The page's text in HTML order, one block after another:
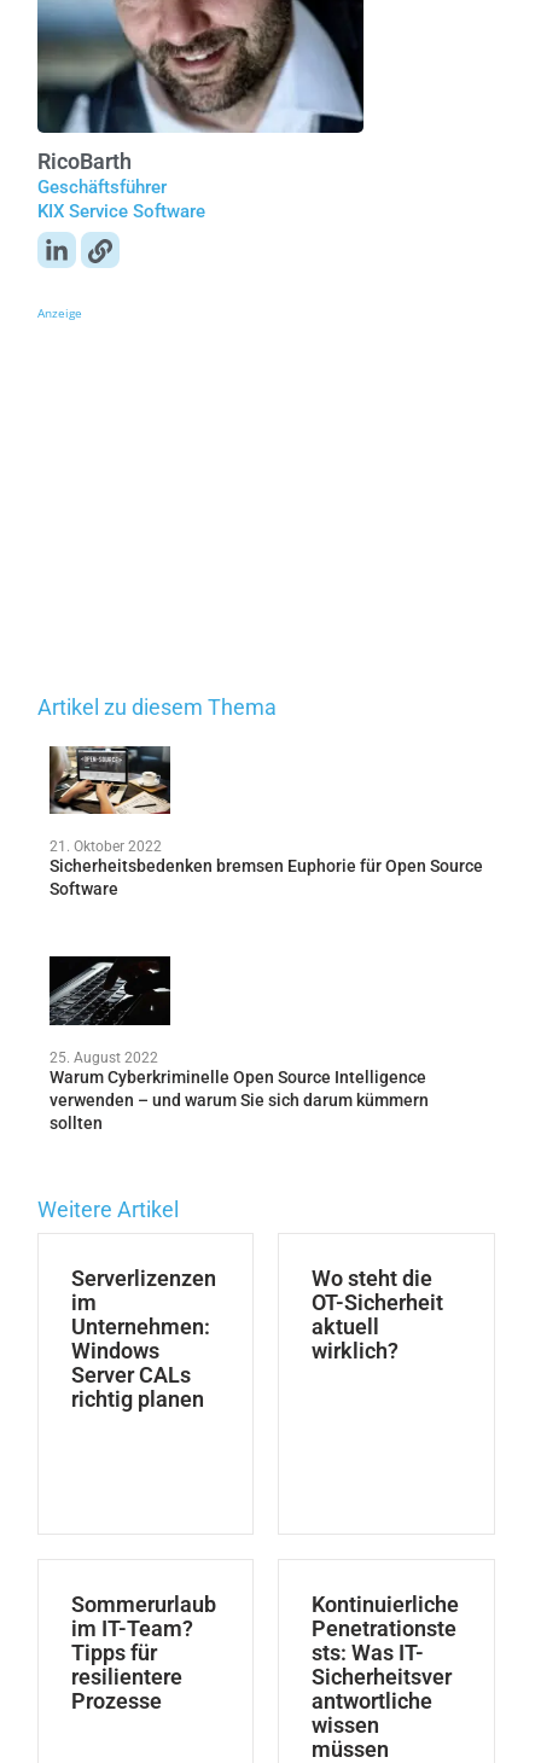
RicoBarth
Geschäftsführer
KIX Service Software
Anzeige
Artikel zu diesem Thema
21. Oktober 2022
Sicherheitsbedenken bremsen Euphorie für Open Source
Software
25. August 2022
Warum Cyberkriminelle Open Source Intelligence
verwenden – und warum Sie sich darum kümmern
sollten
Weitere Artikel
Serverlizenzen
im
Unternehmen:
Windows
Server CALs
richtig planen
Wo steht die
OT-Sicherheit
aktuell
wirklich?
Sommerurlaub
im IT-Team?
Tipps für
resilientere
Prozesse
Kontinuierliche
Penetrationste
sts: Was IT-
Sicherheitsver
antwortliche
wissen
müssen